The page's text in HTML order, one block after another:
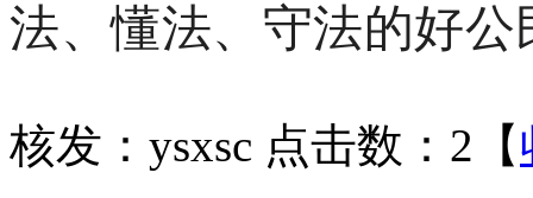
法、懂法、守法的好公
核发：ysxsc 点击数：2 【